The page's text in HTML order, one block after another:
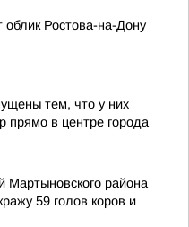
облик Ростова-на-Дону
тем, что у них
прямо в центре города
Мартыновского района
59 голов коров и